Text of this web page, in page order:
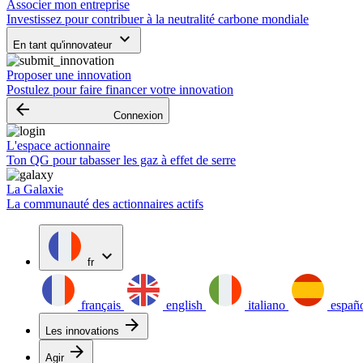
Associer mon entreprise
Investissez pour contribuer à la neutralité carbone mondiale
En tant qu'innovateur keyboard_arrow_down
Proposer une innovation
Postulez pour faire financer votre innovation
arrow_backward Connexion
L'espace actionnaire
Ton QG pour tabasser les gaz à effet de serre
La Galaxie
La communauté des actionnaires actifs
fr expand_more
français english italiano
Les innovations arrow_forward
Agir arrow_forward